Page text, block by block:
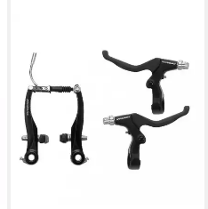
Felgenbremse PROMAX V-
Brake Bremsenset 110 mm
mit Bremshebeln Schwarz
ab 29,25 €
lieferbar - in 6-7 Werktagen bei dir